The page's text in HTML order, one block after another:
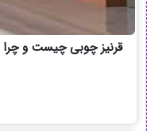
قرنیز چوبی چیست و چرا